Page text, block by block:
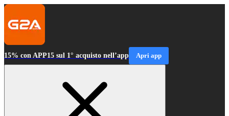
15% con APP15 sul 1° acquisto nell’app Apri app